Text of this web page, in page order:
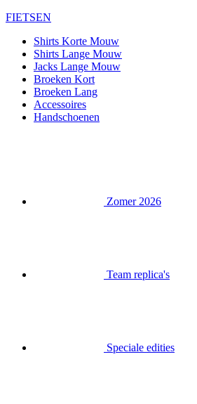
FIETSEN
Shirts Korte Mouw
Shirts Lange Mouw
Jacks Lange Mouw
Broeken Kort
Broeken Lang
Accessoires
Handschoenen